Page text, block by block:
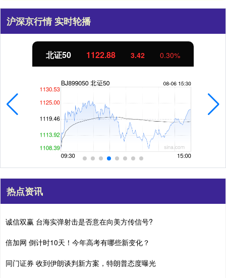
沪深京行情 实时轮播
北证50 1122.88 3.42 0.30%
热点资讯
诚信双赢 台海实弹射击是否意在向美方传信号?
倍加网 倒计时10天！今年高考有哪些新变化？
同门证券 收到伊朗谈判新方案，特朗普态度曝光